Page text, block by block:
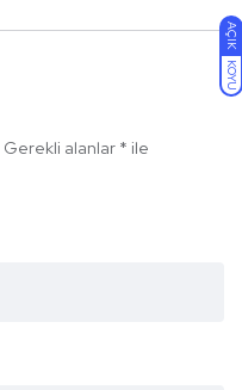
AÇIK
KOYU
Gerekli alanlar * ile